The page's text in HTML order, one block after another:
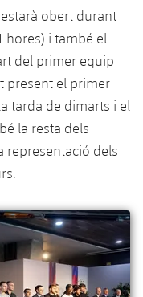
obert durant
hores) i també el
del primer equip
present el primer
tarda de dimarts i el
la resta dels
representació dels